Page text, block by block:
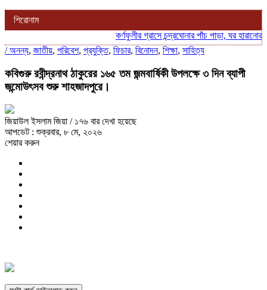
শিরোনাম
কর্ণফুলীর গ্রাসে চন্দ্রঘোনার পাঁচ পাড়া, ঘর হারানোর
/অনন্য, জাতীয়, পরিবেশ, প্রযুক্তি, ফিচার, বিনোদন, শিক্ষা, সাহিত্য
কবিগুরু রবীন্দ্রনাথ ঠাকুরের ১৬৫ তম জন্মবার্ষিকী উপলক্ষে ৩ দিন ব্যাপী
জন্মোউৎসব শুরু শাহজাদপুরে।
জিয়াউল ইসলাম জিয়া / ১৭৬ বার দেখা হয়েছে
আপডেট : শুক্রবার, ৮ মে, ২০২৬
শেয়ার করুন